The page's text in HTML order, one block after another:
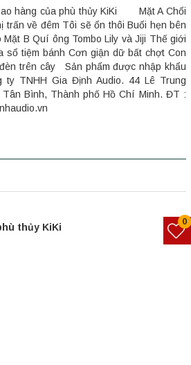
hàng của phù thủy KiKi Mặt A Chổi
trấn về đêm Tôi sẽ ổn thôi Buổi hẹn bên
Mặt B Quí ông Tombo Lily và Jiji Thế giới
sổ tiệm bánh Cơn giận dữ bất chợt Con
trên cây Sản phẩm được nhập khẩu
TNHH Gia Định Audio. 44 Lê Trung
Bình, Thành phố Hồ Chí Minh. ĐT :
thủy KiKi
0